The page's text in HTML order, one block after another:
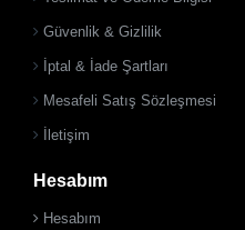
Güvenlik & Gizlilik
İptal & İade Şartları
Mesafeli Satış Sözleşmesi
İletişim
Hesabım
Hesabım